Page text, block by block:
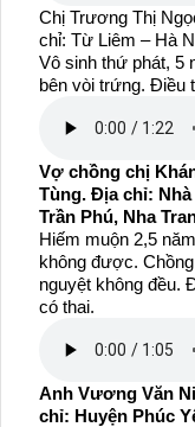
Chị Trương Thị
chỉ: Từ Liêm – Hà
Vô sinh thứ phát, 5
bên vòi trứng. Điều
Vợ chồng chị
Tùng. Địa chỉ:
Trần Phú, Nha
Hiếm muộn 2,5
không được.
nguyệt không đều.
có thai.
Anh Vương Văn
chỉ: Huyện Phúc